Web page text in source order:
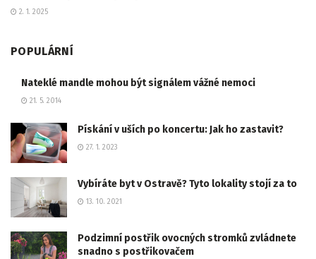
2. 1. 2025
POPULÁRNÍ
Nateklé mandle mohou být signálem vážné nemoci
21. 5. 2014
Pískání v uších po koncertu: Jak ho zastavit?
27. 1. 2023
Vybíráte byt v Ostravě? Tyto lokality stojí za to
13. 10. 2021
Podzimní postřik ovocných stromků zvládnete
snadno s postřikovačem